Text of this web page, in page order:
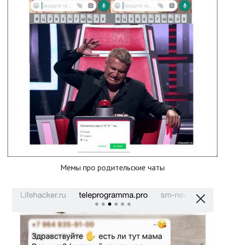
Мемы про родительские чаты